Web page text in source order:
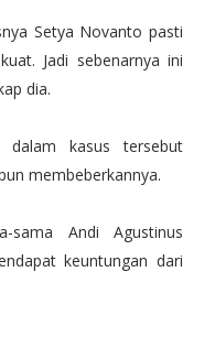
Setya Novanto pasti
Jadi sebenarnya ini
dia.
kasus tersebut
membeberkannya.
sama Andi Agustinus
keuntungan dari